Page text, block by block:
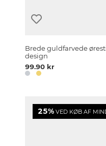
Brede guldfarvede
design
99.90 kr
25% VED KØB AF